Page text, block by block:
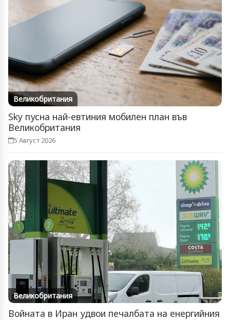
Великобритания
Sky пусна най-евтиния мобилен план във
Великобритания
5 Август 2026
Великобритания
Войната в Иран удвои печалбата на енергийния